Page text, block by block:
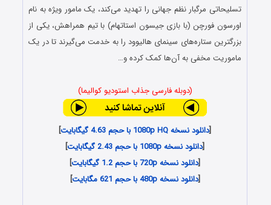
تسلیحاتی مرگبار نظم جهانی را تهدید می‌کند، یک مامور ویژه به نام
اورسون فورچن (با بازی جیسون استاتهام) با تیم همراهش، یکی از
بزرگترین ستاره‌های سینمای هالیوود را به خدمت می‌گیرند تا در یک
ماموریت مخفی به آن‌ها کمک کرده و…
(دوبله فارسی جذاب استودیو کوالیما)
[دانلود نسخه 1080p HQ با حجم 4.63 گیگابایت
]
[دانلود نسخه 1080p با حجم 2.43 گیگابایت
]
[دانلود نسخه 720p با حجم 1.2 گیگابایت
]
[دانلود نسخه 480p با حجم 621 مگابایت ]